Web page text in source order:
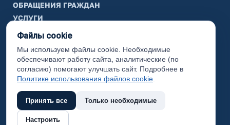
ОБРАЩЕНИЯ ГРАЖДАН
УСЛУГИ
ТИК
ИНФОРМАЦИЯ
Законодательная карта
Карта сайта
(с) 2017 Ханты-Мансийский район, официальный сайт
администрации
Файлы cookie
Мы используем файлы cookie. Необходимые
обеспечивают работу сайта, аналитические (по
согласию) помогают улучшать сайт. Подробнее в
Политике использования файлов cookie
Принять все Только необходимые
Настроить